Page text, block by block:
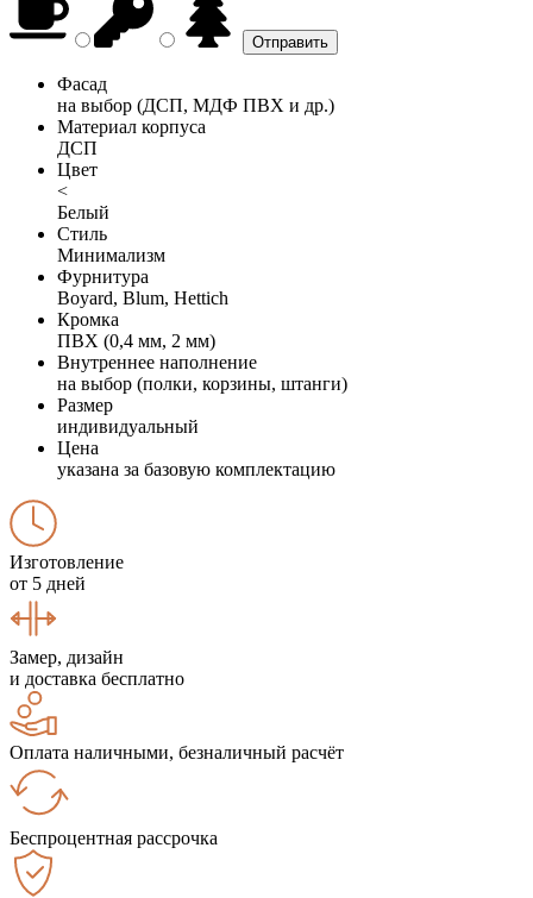
Фасад
на выбор (ДСП, МДФ ПВХ и др.)
Материал корпуса
ДСП
Цвет
<
Белый
Стиль
Минимализм
Фурнитура
Boyard, Blum, Hettich
Кромка
ПВХ (0,4 мм, 2 мм)
Внутреннее наполнение
на выбор (полки, корзины, штанги)
Размер
индивидуальный
Цена
указана за базовую комплектацию
Изготовление
от 5 дней
Замер, дизайн
и доставка бесплатно
Оплата наличными, безналичный расчёт
Беспроцентная рассрочка